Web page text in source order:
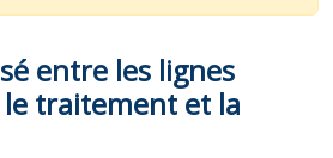
entre les lignes
traitement et la